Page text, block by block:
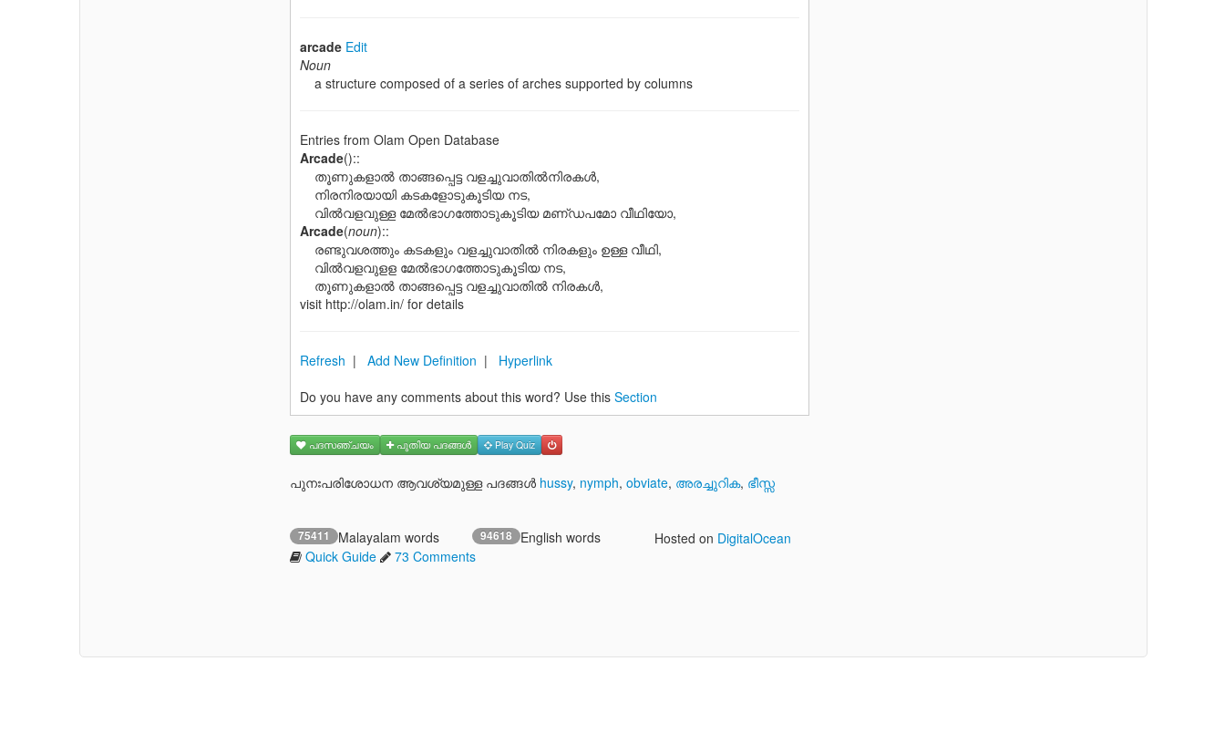
arcade Edit
Noun
a structure composed of a series of arches supported by columns
Entries from Olam Open Database
Arcade()::
തൂണുകളാല്‍ താങ്ങപ്പെട്ട വളച്ചുവാതില്‍നിരകള്‍,
നിരനിരയായി കടകളോടുകൂടിയ നട,
വില്‍വളവുള്ള മേല്‍ഭാഗത്തോടുകൂടിയ മണ്‌ഡപമോ വീഥിയോ,
Arcade(noun)::
രണ്ടുവശത്തും കടകളും വളച്ചുവാതില്‍ നിരകളും ഉള്ള വീഥി,
വില്‍വളവുളള മേല്‍ഭാഗത്തോടുകൂടിയ നട,
തൂണുകളാല്‍ താങ്ങപ്പെട്ട വളച്ചുവാതില്‍ നിരകള്‍,
visit http://olam.in/ for details
Refresh | Add New Definition | Hyperlink
Do you have any comments about this word? Use this Section
പദസഞ്ചയം പുതിയ പദങ്ങള്‍ Play Quiz
പുനഃപരിശോധന ആവശ്യമുള്ള പദങ്ങള്‍ hussy, nymph, obviate, അരച്ചുറിക, ഭീസ്സ
75411 Malayalam words 94618 English words Hosted on DigitalOcean
Quick Guide
73 Comments